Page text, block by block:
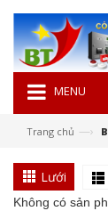
MENU
Trang chủ —›
Lưới
Không có sản